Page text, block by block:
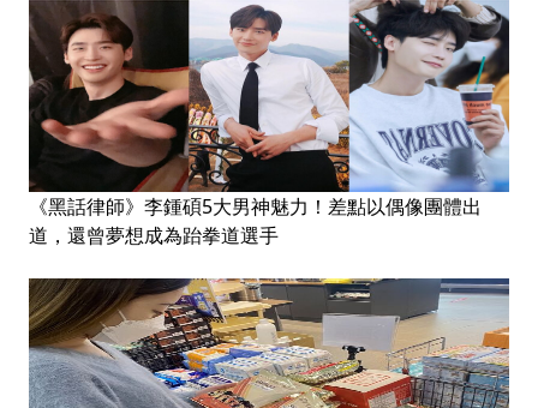
《黑話律師》李鍾碩5大男神魅力！差點以偶像團體出
道，還曾夢想成為跆拳道選手